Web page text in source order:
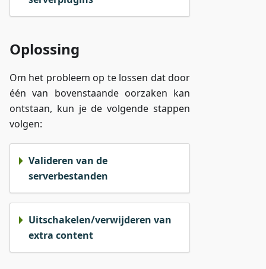
Oplossing
Om het probleem op te lossen dat door
één van bovenstaande oorzaken kan
ontstaan, kun je de volgende stappen
volgen:
Valideren van de
serverbestanden
Uitschakelen/verwijderen van
extra content